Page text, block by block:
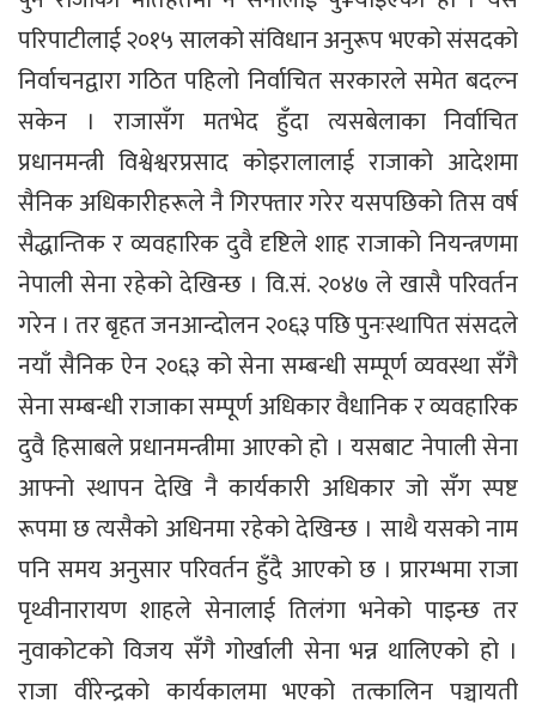
परिपाटीलाई २०१५ सालको संविधान अनुरूप भएको संसदको
निर्वाचनद्वारा गठित पहिलो निर्वाचित सरकारले समेत बदल्न
सकेन । राजासँग मतभेद हुँदा त्यसबेलाका निर्वाचित
प्रधानमन्त्री विश्वेश्वरप्रसाद कोइरालालाई राजाको आदेशमा
सैनिक अधिकारीहरूले नै गिरफ्तार गरेर यसपछिको तिस वर्ष
सैद्धान्तिक र व्यवहारिक दुवै दृष्टिले शाह राजाको नियन्त्रणमा
नेपाली सेना रहेको देखिन्छ । वि.सं. २०४७ ले खासै परिवर्तन
गरेन । तर बृहत जनआन्दोलन २०६३ पछि पुनःस्थापित संसदले
नयाँ सैनिक ऐन २०६३ को सेना सम्बन्धी सम्पूर्ण व्यवस्था सँगै
सेना सम्बन्धी राजाका सम्पूर्ण अधिकार वैधानिक र व्यवहारिक
दुवै हिसाबले प्रधानमन्त्रीमा आएको हो । यसबाट नेपाली सेना
आफ्नो स्थापन देखि नै कार्यकारी अधिकार जो सँग स्पष्ट
रूपमा छ त्यसैको अधिनमा रहेको देखिन्छ । साथै यसको नाम
पनि समय अनुसार परिवर्तन हुँदै आएको छ । प्रारम्भमा राजा
पृथ्वीनारायण शाहले सेनालाई तिलंगा भनेको पाइन्छ तर
नुवाकोटको विजय सँगै गोर्खाली सेना भन्न थालिएको हो ।
राजा वीरेन्द्रको कार्यकालमा भएको तत्कालिन पञ्चायती